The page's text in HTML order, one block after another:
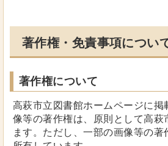
著作権・免責事項につい
著作権について
高萩市立図書館ホームページに掲
像等の著作権は、原則として高萩
ます。ただし、一部の画像等の